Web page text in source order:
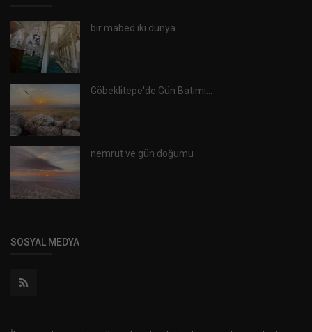
bir mabed iki dünya...
Göbeklitepe'de Gün Batımı...
nemrut ve gün doğumu
SOSYAL MEDYA